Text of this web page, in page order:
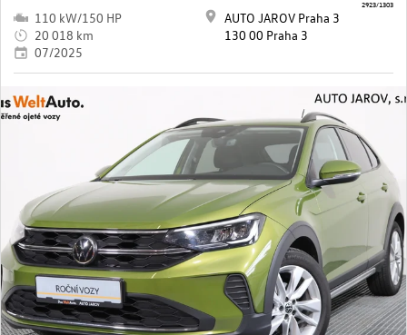
110 kW/150 HP
20 018 km
07/2025
AUTO JAROV Praha 3
130 00 Praha 3
2923/1303